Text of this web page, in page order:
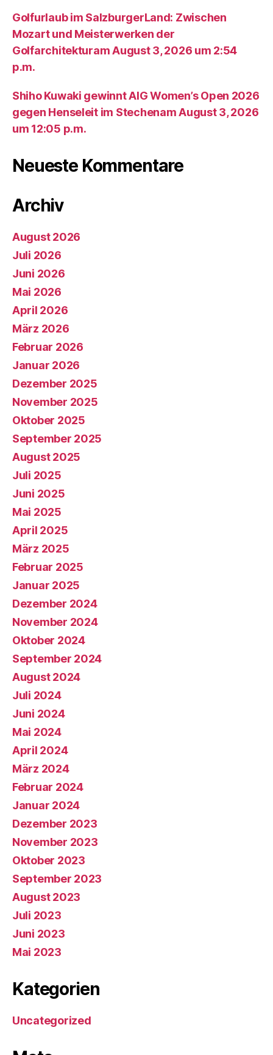
Golfurlaub im SalzburgerLand: Zwischen
Mozart und Meisterwerken der
Golfarchitekturam August 3, 2026 um 2:54
p.m.
Shiho Kuwaki gewinnt AIG Women’s Open 2026
gegen Henseleit im Stechenam August 3, 2026
um 12:05 p.m.
Neueste Kommentare
Archiv
August 2026
Juli 2026
Juni 2026
Mai 2026
April 2026
März 2026
Februar 2026
Januar 2026
Dezember 2025
November 2025
Oktober 2025
September 2025
August 2025
Juli 2025
Juni 2025
Mai 2025
April 2025
März 2025
Februar 2025
Januar 2025
Dezember 2024
November 2024
Oktober 2024
September 2024
August 2024
Juli 2024
Juni 2024
Mai 2024
April 2024
März 2024
Februar 2024
Januar 2024
Dezember 2023
November 2023
Oktober 2023
September 2023
August 2023
Juli 2023
Juni 2023
Mai 2023
Kategorien
Uncategorized